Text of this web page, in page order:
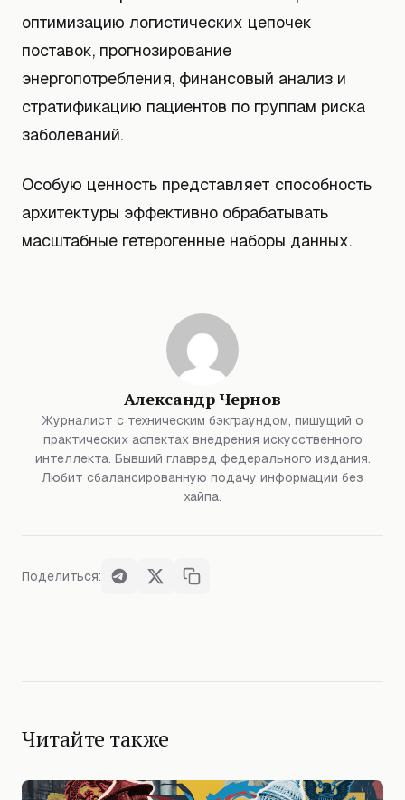
оптимизацию логистических цепочек
поставок, прогнозирование
энергопотребления, финансовый анализ и
стратификацию пациентов по группам риска
заболеваний.
Особую ценность представляет способность
архитектуры эффективно обрабатывать
масштабные гетерогенные наборы данных.
Александр Чернов
Журналист с техническим бэкграундом, пишущий о
практических аспектах внедрения искусственного
интеллекта. Бывший главред федерального издания.
Любит сбалансированную подачу информации без
хайпа.
Поделиться:
Читайте также